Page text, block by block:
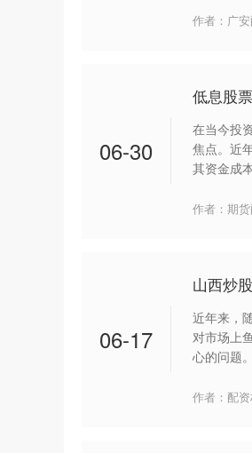
作者：广
06-30
低息股
在当今投
焦点。近
其资金成
作者：期
06-17
山西炒
近年来，
对市场上
心的问题
作者：配